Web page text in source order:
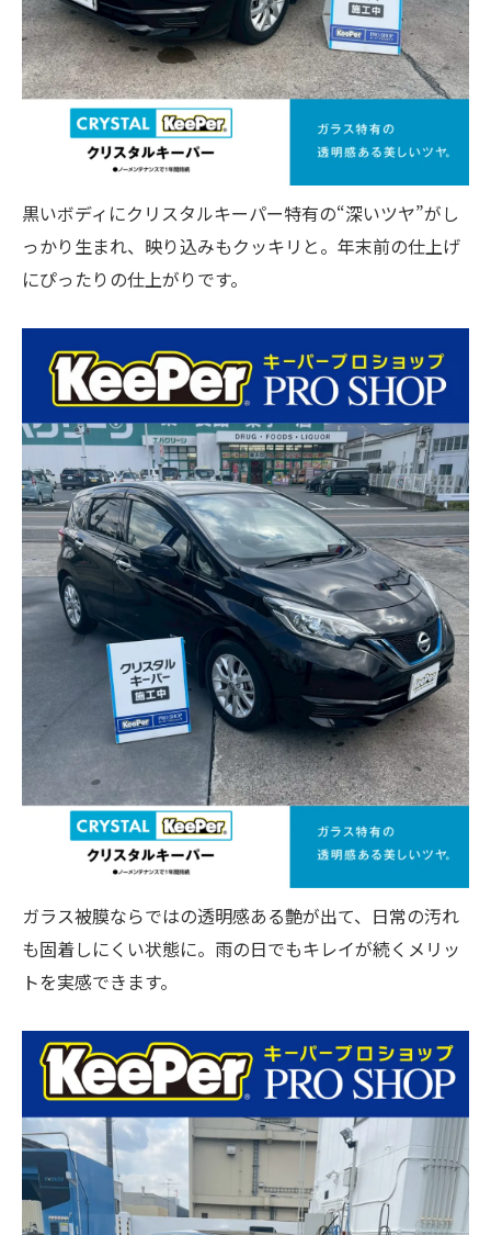
黒いボディにクリスタルキーパー特有の“深いツヤ”がし
っかり生まれ、映り込みもクッキリと。年末前の仕上げ
にぴったりの仕上がりです。
ガラス被膜ならではの透明感ある艶が出て、日常の汚れ
も固着しにくい状態に。雨の日でもキレイが続くメリッ
トを実感できます。